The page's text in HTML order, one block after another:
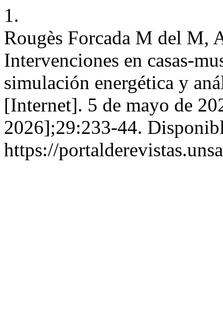
1.
Rougès Forcada M del M,
Intervenciones en casas-
simulación energética y
[Internet]. 5 de mayo de
2026];29:233-44.
https://